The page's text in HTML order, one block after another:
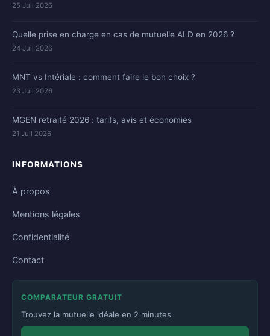
25 Juil 2026
Quelle prise en charge en cas de mutuelle ALD en 2026 ?
24 Juil 2026
MNT vs Intériale : comment faire le bon choix ?
23 Juil 2026
MGEN retraité 2026 : tarifs, avis et économies
21 Juil 2026
INFORMATIONS
À propos
Mentions légales
Confidentialité
Contact
COMPARATEUR GRATUIT
Trouvez la mutuelle idéale en 2 minutes.